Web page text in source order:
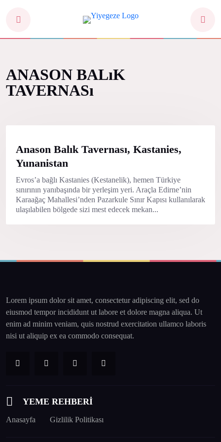
ANASON BALıK
TAVERNASı
Anason Balık Tavernası, Kastanies,
Yunanistan
Evros’a bağlı Kastanies (Kestanelik), hemen Türkiye
sınırının yanıbaşında bir yerleşim yeri. Araçla Edirne’nin
Karaağaç Mahallesi’nden Pazarkule Sınır Kapısı kullanılarak
ulaşılabilen bölgede sizi mest edecek mekan...
Lorem ipsum dolor sit amet, consectetur adipiscing elit, sed do
eiusmod tempor incididunt ut labore et dolore magna aliqua. Ut
enim ad minim veniam, quis nostrud exercitation ullamco laboris
nisi ut aliquip ex ea commodo consequat.
YEME REHBERİ
Anasayfa Gizlilik Politikası